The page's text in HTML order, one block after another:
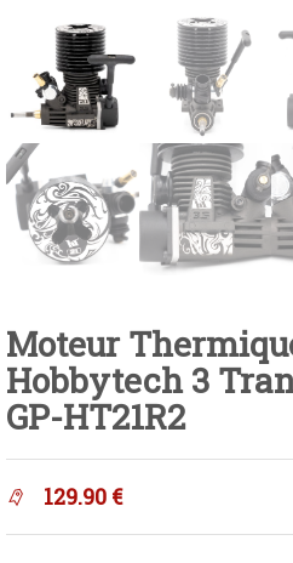
Moteur
Hobbytech 3
GP-HT21R2
129.90 €